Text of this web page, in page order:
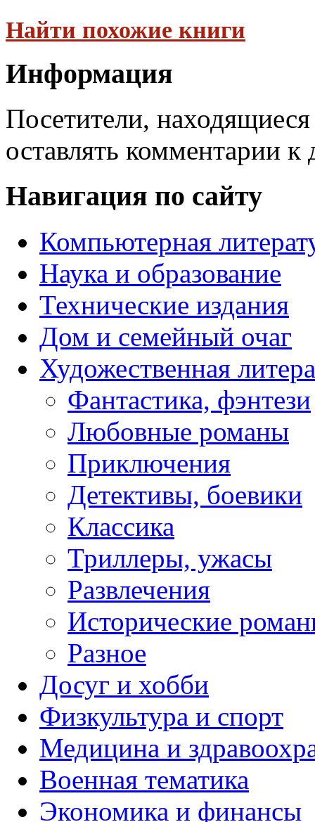
Найти похожие книги
Информация
Посетители,
оставлять комментарии к
Навигация по сайту
Компьютерная
Наука и образование
Технические издания
Дом и семейный очаг
Художественная
Фантастика, фэнтези
Любовные романы
Приключения
Детективы, боевики
Классика
Триллеры, ужасы
Развлечения
Исторические
Разное
Досуг и хобби
Физкультура и спорт
Медицина и
Военная тематика
Экономика и финансы